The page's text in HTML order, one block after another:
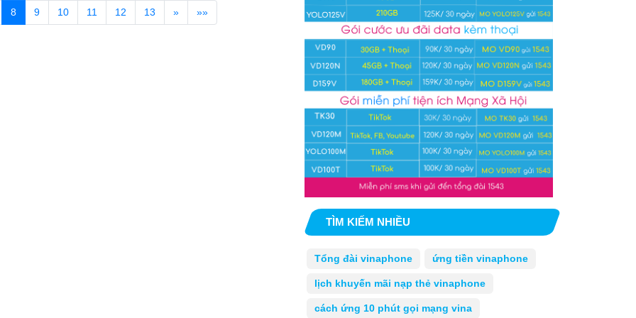
8 9 10 11 12 13 » »»
TÌM KIẾM NHIỀU
Tổng đài vinaphone ứng tiền vinaphone
lịch khuyến mãi nạp thẻ vinaphone
cách ứng 10 phút gọi mạng vina